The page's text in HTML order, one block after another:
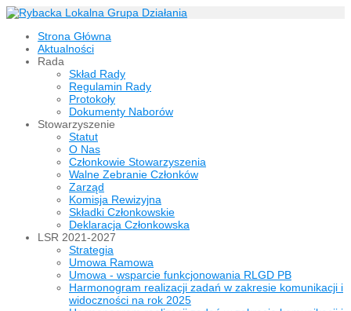
Strona Główna
Aktualności
Rada
Skład Rady
Regulamin Rady
Protokoły
Dokumenty Naborów
Stowarzyszenie
Statut
O Nas
Członkowie Stowarzyszenia
Walne Zebranie Członków
Zarząd
Komisja Rewizyjna
Składki Członkowskie
Deklaracja Członkowska
LSR 2021-2027
Strategia
Umowa Ramowa
Umowa - wsparcie funkcjonowania RLGD PB
Harmonogram realizacji zadań w zakresie komunikacji i
widoczności na rok 2025